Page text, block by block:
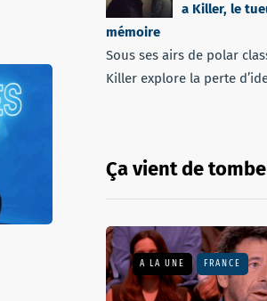
a Killer, le
mémoire
Sous ses airs de polar
Killer explore la perte
Ça vient de
A LA UNE FRANCE